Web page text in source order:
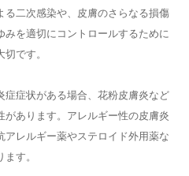
る二次感染や、皮膚のさらなる損傷
みを適切にコントロールするために
です。
症症状がある場合、花粉皮膚炎など
があります。アレルギー性の皮膚炎
アレルギー薬やステロイド外用薬な
す。